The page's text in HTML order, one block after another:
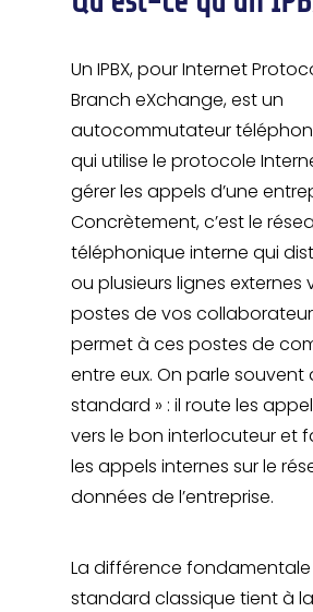
Un IPBX, pour Internet
Branch eXchange, est un
autocommutateur
qui utilise le protocole
gérer les appels d’une
Concrètement, c’est le
téléphonique interne qui
ou plusieurs lignes externes
postes de vos
permet à ces postes de
entre eux. On parle souvent
standard » : il route les
vers le bon interlocuteur et
les appels internes sur le
données de l’entreprise.
La différence
standard classique tient à la